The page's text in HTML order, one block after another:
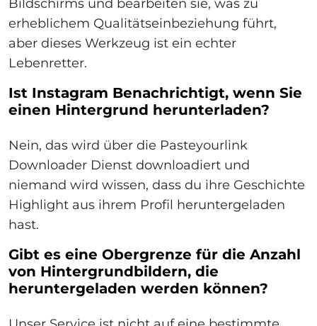
Bildschirms und bearbeiten sie, was zu
erheblichem Qualitätseinbeziehung führt,
aber dieses Werkzeug ist ein echter
Lebenretter.
Ist Instagram Benachrichtigt, wenn Sie
einen Hintergrund herunterladen?
Nein, das wird über die Pasteyourlink
Downloader Dienst downloadiert und
niemand wird wissen, dass du ihre Geschichte
Highlight aus ihrem Profil heruntergeladen
hast.
Gibt es eine Obergrenze für die Anzahl
von Hintergrundbildern, die
heruntergeladen werden können?